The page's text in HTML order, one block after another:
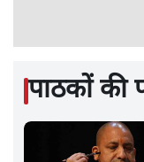
पाठकों की